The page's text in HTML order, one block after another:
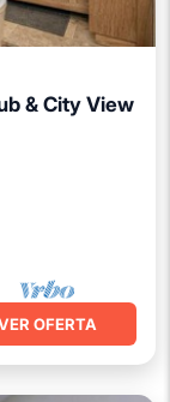
& City View
OFERTA